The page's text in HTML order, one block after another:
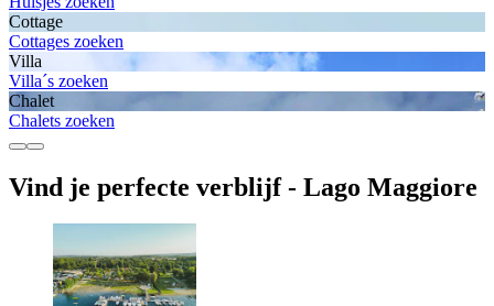
Cottage
Cottages zoeken
Villa
Villa´s zoeken
Chalet
Chalets zoeken
Vind je perfecte verblijf - Lago Maggiore